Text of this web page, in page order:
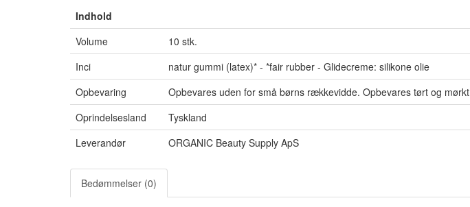
Indhold
Volume
10 stk.
Inci
natur gummi (latex)* - *fair rubber - Glidecreme: silikone olie
Opbevaring
Opbevares uden for små børns rækkevidde. Opbevares tørt og mørkt
Oprindelsesland
Tyskland
Leverandør
ORGANIC Beauty Supply ApS
Bedømmelser (0)